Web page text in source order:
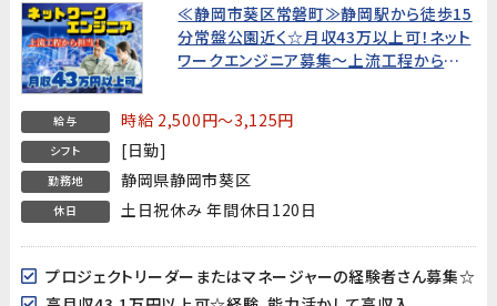
≪静岡市葵区常磐町≫静岡駅から徒歩15
分常盤公園近く☆月収43万以上可！ネット
ワークエンジニア募集～上流工程から担
給与 時給 2,500円～3,125円
シフト [日勤]
勤務地 静岡県静岡市葵区
休日 土日祝休み 年間休日120日
プロジェクトリーダーまたはマネージャーの経験者さん募集☆